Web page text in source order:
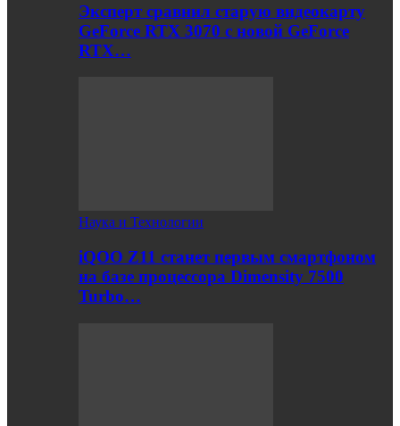
Эксперт сравнил старую видеокарту
GeForce RTX 3070 с новой GeForce
RTX…
Наука и Технологии
iQOO Z11 станет первым смартфоном
на базе процессора Dimensity 7500
Turbo…